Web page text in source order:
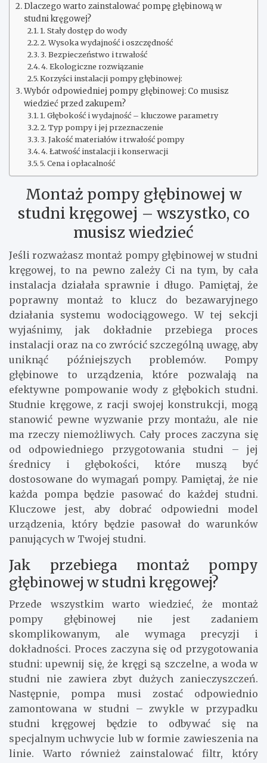
Dlaczego warto zainstalować pompę głębinową w
studni kręgowej?
1. Stały dostęp do wody
2. Wysoka wydajność i oszczędność
3. Bezpieczeństwo i trwałość
4. Ekologiczne rozwiązanie
Korzyści instalacji pompy głębinowej:
Wybór odpowiedniej pompy głębinowej: Co musisz
wiedzieć przed zakupem?
1. Głębokość i wydajność – kluczowe parametry
2. Typ pompy i jej przeznaczenie
3. Jakość materiałów i trwałość pompy
4. Łatwość instalacji i konserwacji
5. Cena i opłacalność
Montaż pompy głębinowej w
studni kręgowej – wszystko, co
musisz wiedzieć
Jeśli rozważasz montaż pompy głębinowej w studni
kręgowej, to na pewno zależy Ci na tym, by cała
instalacja działała sprawnie i długo. Pamiętaj, że
poprawny montaż to klucz do bezawaryjnego
działania systemu wodociągowego. W tej sekcji
wyjaśnimy, jak dokładnie przebiega proces
instalacji oraz na co zwrócić szczególną uwagę, aby
uniknąć późniejszych problemów. Pompy
głębinowe to urządzenia, które pozwalają na
efektywne pompowanie wody z głębokich studni.
Studnie kręgowe, z racji swojej konstrukcji, mogą
stanowić pewne wyzwanie przy montażu, ale nie
ma rzeczy niemożliwych. Cały proces zaczyna się
od odpowiedniego przygotowania studni – jej
średnicy i głębokości, które muszą być
dostosowane do wymagań pompy. Pamiętaj, że nie
każda pompa będzie pasować do każdej studni.
Kluczowe jest, aby dobrać odpowiedni model
urządzenia, który będzie pasował do warunków
panujących w Twojej studni.
Jak przebiega montaż pompy
głębinowej w studni kręgowej?
Przede wszystkim warto wiedzieć, że montaż
pompy głębinowej nie jest zadaniem
skomplikowanym, ale wymaga precyzji i
dokładności. Proces zaczyna się od przygotowania
studni: upewnij się, że kręgi są szczelne, a woda w
studni nie zawiera zbyt dużych zanieczyszczeń.
Następnie, pompa musi zostać odpowiednio
zamontowana w studni – zwykle w przypadku
studni kręgowej będzie to odbywać się na
specjalnym uchwycie lub w formie zawieszenia na
linie. Warto również zainstalować filtr, który